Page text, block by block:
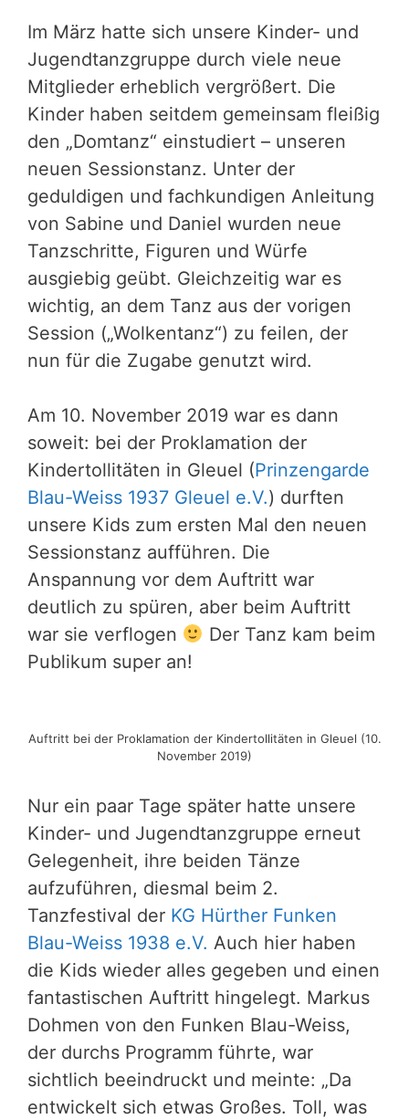
Im März hatte sich unsere Kinder- und
Jugendtanzgruppe durch viele neue
Mitglieder erheblich vergrößert. Die
Kinder haben seitdem gemeinsam fleißig
den „Domtanz“ einstudiert – unseren
neuen Sessionstanz. Unter der
geduldigen und fachkundigen Anleitung
von Sabine und Daniel wurden neue
Tanzschritte, Figuren und Würfe
ausgiebig geübt. Gleichzeitig war es
wichtig, an dem Tanz aus der vorigen
Session („Wolkentanz“) zu feilen, der
nun für die Zugabe genutzt wird.
Am 10. November 2019 war es dann
soweit: bei der Proklamation der
Kindertollitäten in Gleuel (Prinzengarde
Blau-Weiss 1937 Gleuel e.V.) durften
unsere Kids zum ersten Mal den neuen
Sessionstanz aufführen. Die
Anspannung vor dem Auftritt war
deutlich zu spüren, aber beim Auftritt
war sie verflogen
Der Tanz kam beim
Publikum super an!
Auftritt bei der Proklamation der Kindertollitäten in Gleuel (10.
November 2019)
Nur ein paar Tage später hatte unsere
Kinder- und Jugendtanzgruppe erneut
Gelegenheit, ihre beiden Tänze
aufzuführen, diesmal beim 2.
Tanzfestival der KG Hürther Funken
Blau-Weiss 1938 e.V. Auch hier haben
die Kids wieder alles gegeben und einen
fantastischen Auftritt hingelegt. Markus
Dohmen von den Funken Blau-Weiss,
der durchs Programm führte, war
sichtlich beeindruckt und meinte: „Da
entwickelt sich etwas Großes. Toll, was